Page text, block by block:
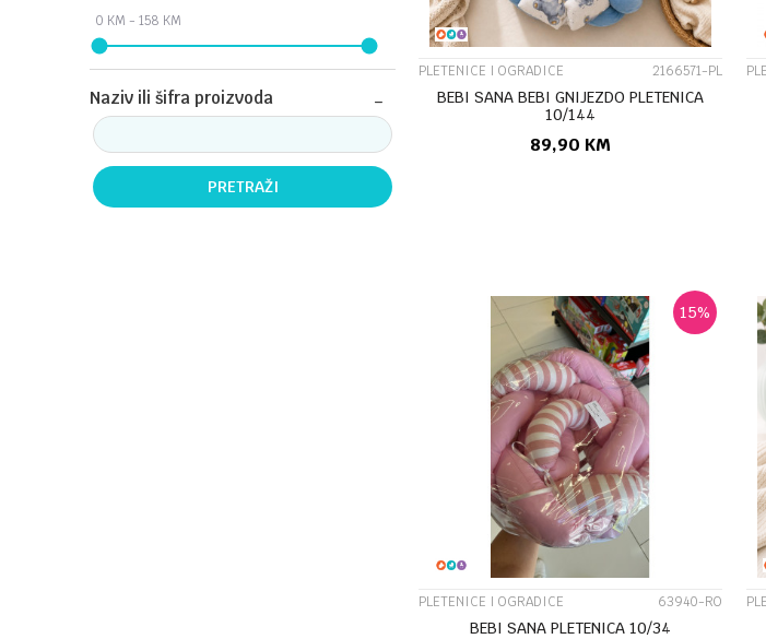
Naziv ili šifra proizvoda
PRETRAŽI
PLETENICE I OGRADICE 2166571-PL
BEBI SANA BEBI GNIJEZDO PLETENICA
10/144
89,90 KM
UPOREDI
15%
PLETENICE I OGRADICE 63940-RO
BEBI SANA PLETENICA 10/34